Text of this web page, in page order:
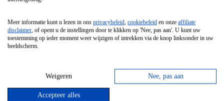
Vrijstaande Magnetron
Vrijstaande Kookplaat
Inbouw Gaskookplaat
Inbouw Keramische Kookplaat
Meer informatie kunt u lezen in ons privacybeleid, cookiebeleid en onze affiliate
disclaimer, of opent u de instellingen door te klikken op 'Nee, pas aan'. U kunt uw
toestemming op ieder moment weer wijzigen of intrekken via de knop linksonder in uw
beeldscherm.
Weigeren Nee, pas aan
Accepteer alles